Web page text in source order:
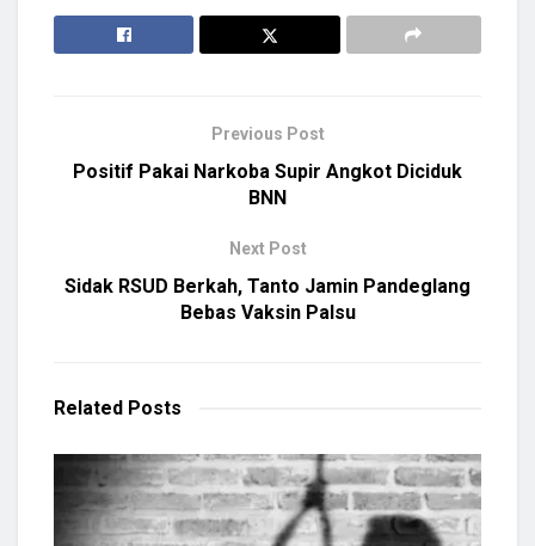
Previous Post
Positif Pakai Narkoba Supir Angkot Diciduk
BNN
Next Post
Sidak RSUD Berkah, Tanto Jamin Pandeglang
Bebas Vaksin Palsu
Related Posts